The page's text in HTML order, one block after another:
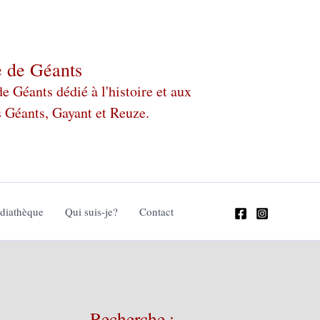
Géants
Géants dédié à l'histoire et aux
Gayant et Reuze.
Qui suis-je? Contact